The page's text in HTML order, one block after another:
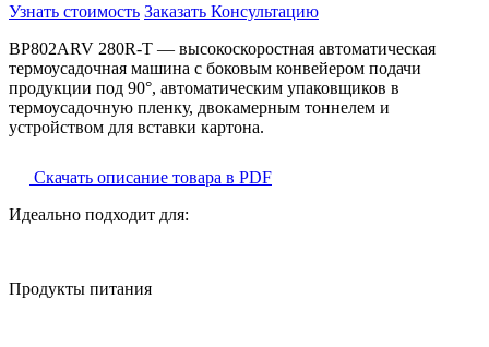
Узнать стоимость Заказать Консультацию
BP802ARV 280R-T — высокоскоростная автоматическая
термоусадочная машина с боковым конвейером подачи
продукции под 90°, автоматическим упаковщиков в
термоусадочную пленку, двокамерным тоннелем и
устройством для вставки картона.
Скачать описание товара в PDF
Идеально подходит для:
Продукты питания